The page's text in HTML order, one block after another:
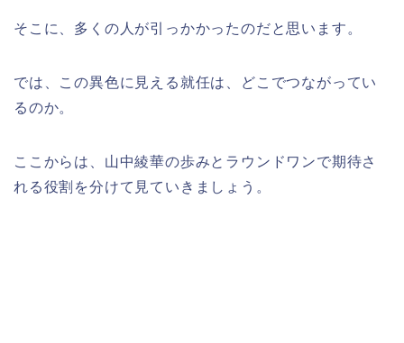
そこに、多くの人が引っかかったのだと思います。
では、この異色に見える就任は、どこでつながってい
るのか。
ここからは、山中綾華の歩みとラウンドワンで期待さ
れる役割を分けて見ていきましょう。